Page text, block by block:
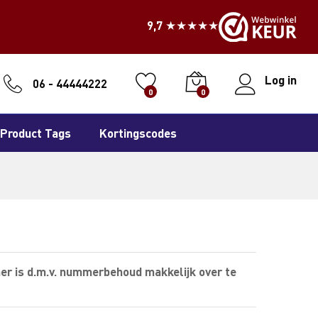
9,7 ★★★★★
06 - 44444222
0 0
Log in
Product Tags Kortingscodes
is d.m.v. nummerbehoud makkelijk over te